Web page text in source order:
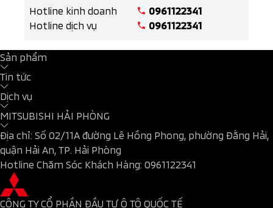
Hotline kinh doanh
Hotline dịch vụ
0961122341
0961122341
Sản phẩm
Tin tức
Dịch vụ
MITSUBISHI HẢI PHÒNG
Địa chỉ: Số 02/11A đường Lê Hồng Phong, phường Đằng Hải,
quận Hải An, TP. Hải Phòng
Hotline Chăm Sóc Khách Hàng: 0961122341
CÔNG TY CỔ PHẦN ĐẦU TƯ Ô TÔ QUỐC TẾ